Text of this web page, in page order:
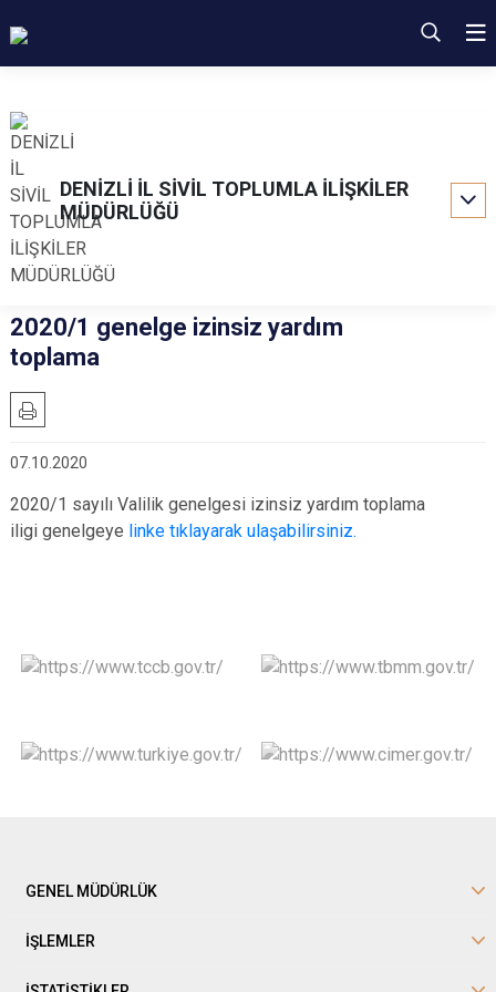
DENİZLİ İL SİVİL TOPLUMLA İLİŞKİLER
MÜDÜRLÜĞÜ
2020/1 genelge izinsiz yardım
toplama
07.10.2020
2020/1 sayılı Valilik genelgesi izinsiz yardım toplama
iligi genelgeye linke tıklayarak ulaşabilirsiniz.
GENEL MÜDÜRLÜK
İŞLEMLER